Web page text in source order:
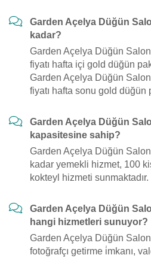
Garden Açelya Düğün
kadar?
Garden Açelya Düğün
fiyatı hafta içi gold düğün
Garden Açelya Düğün
fiyatı hafta sonu gold
Garden Açelya Düğün
kapasitesine sahip?
Garden Açelya Düğün
kadar yemekli hizmet, 100
kokteyl hizmeti sunmaktadır.
Garden Açelya Düğün
hangi hizmetleri sunuyor?
Garden Açelya Düğün
fotoğrafçı getirme i̇mkanı,